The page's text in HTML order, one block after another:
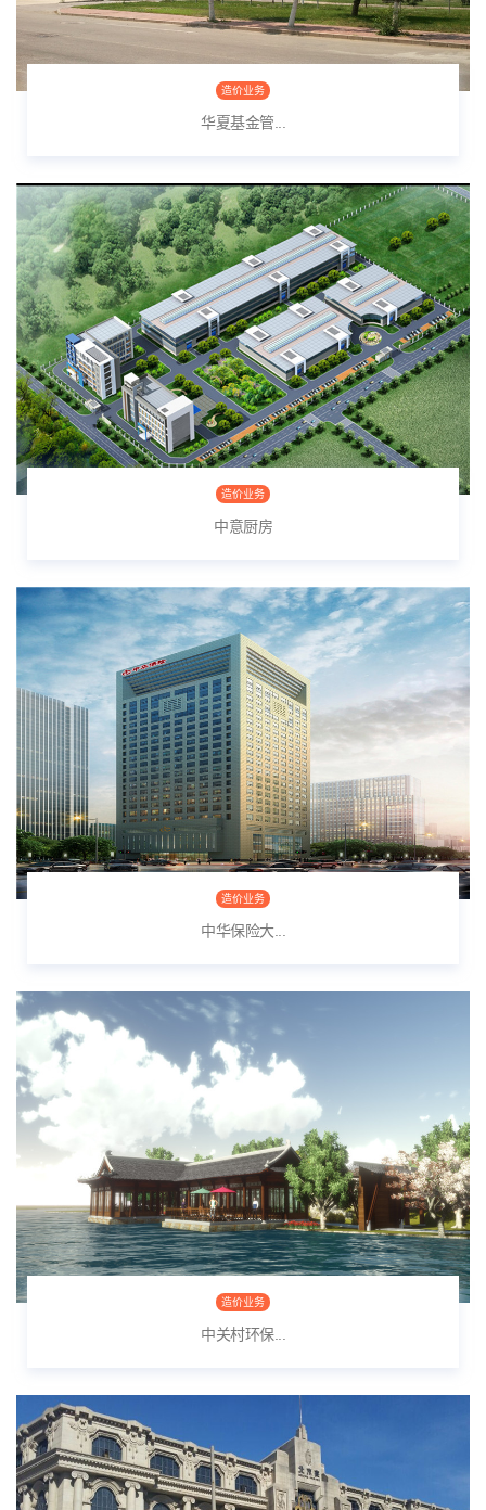
造价业务
华夏基金管...
造价业务
中意厨房
造价业务
中华保险大...
造价业务
中关村环保...